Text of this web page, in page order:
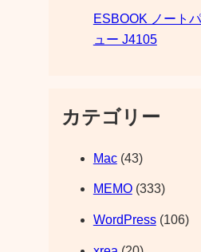
ESBOOK ノート
ュー J4105
カテゴリー
Mac(43)
MEMO(333)
WordPress(106)